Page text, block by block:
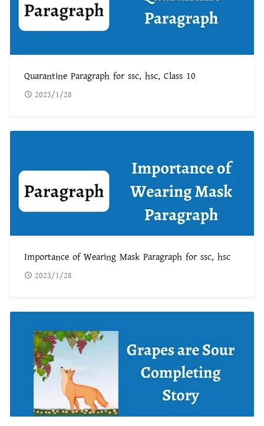
Quarantine Paragraph for ssc, hsc, Class 10
2023/1/28
Importance of Wearing Mask Paragraph for ssc, hsc
2023/1/28